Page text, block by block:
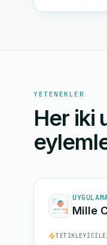
YETENEKLER
Her iki
Mille